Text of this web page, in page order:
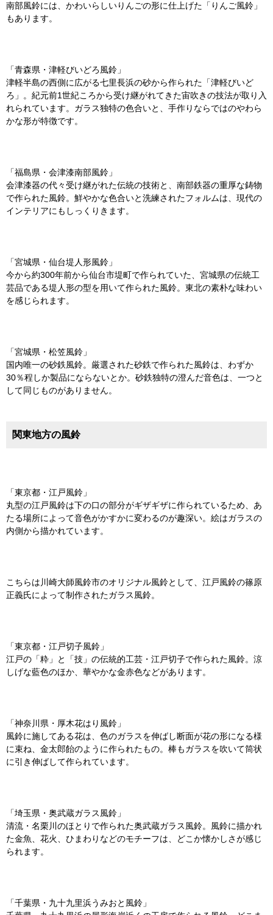
南部風鈴には、かわいらしいりんごの形に仕上げた「りんご風鈴」
もあります。
「青森県・津軽びいどろ風鈴」
津軽半島の西側に広がる七里長浜の砂から作られた「津軽びいど
ろ」。紀元前1世紀ころから受け継がれてきた宙吹きの技法が取り入
れられています。ガラス独特の色合いと、手作りならではのやわら
かな形が特徴です。
「福島県・会津漆南部風鈴」
会津漆器の代々受け継がれた伝統の技術と、南部鉄器の重厚な鋳物
で作られた風鈴。鮮やかな色合いと洗練されたフォルムは、現代の
インテリアにもしっくりきます。
「宮城県・仙台堤人形風鈴」
今から約300年前から仙台市堤町で作られていた、宮城県の伝統工
芸品である堤人形の型を用いて作られた風鈴。東北の素朴な味わい
を感じられます。
「宮城県・松笠風鈴」
国内唯一の砂鉄風鈴。厳選された砂鉄で作られた風鈴は、わずか
30％程しか製品にならないとか。砂鉄独特の澄んだ音色は、一つと
して同じものがありません。
関東地方の風鈴
「東京都・江戸風鈴」
丸型の江戸風鈴は下の口の部分がギザギザに作られているため、あ
たる場所によって音色がかすかに変わるのが趣深い。絵はガラスの
内側から描かれています。
こちらは川崎大師風鈴市のオリジナル風鈴として、江戸風鈴の篠原
正義氏によって制作されたガラス風鈴。
「東京都・江戸切子風鈴」
江戸の「粋」と「技」の伝統的工芸・江戸切子で作られた風鈴。涼
しげな藍色のほか、華やかな金赤色などがあります。
「神奈川県・厚木花はり風鈴」
風鈴に施してある花は、色のガラスを伸ばし断面が花の形になる様
に束ね、金太郎飴のように作られたもの。棒もガラスを吹いて筒状
に引き伸ばして作られています。
「埼玉県・奥武蔵ガラス風鈴」
清流・名栗川のほとりで作られた奥武蔵ガラス風鈴。風鈴に描かれ
た金魚、花火、ひまわりなどのモチーフは、どこか懐かしさが感じ
られます。
「千葉県・九十九里浜うみおと風鈴」